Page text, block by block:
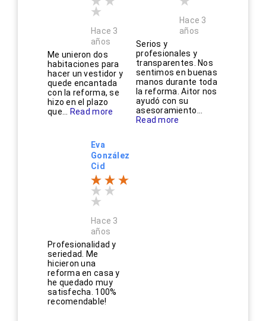
Hace 3
años
Me unieron dos
habitaciones para
hacer un vestidor y
quede encantada
con la reforma, se
hizo en el plazo
que...
Read more
Hace 3
años
Serios y
profesionales y
transparentes. Nos
sentimos en buenas
manos durante toda
la reforma. Aitor nos
ayudó con su
asesoramiento...
Read more
Eva
González
Cid
Hace 3
años
Profesionalidad y
seriedad. Me
hicieron una
reforma en casa y
he quedado muy
satisfecha. 100%
recomendable!